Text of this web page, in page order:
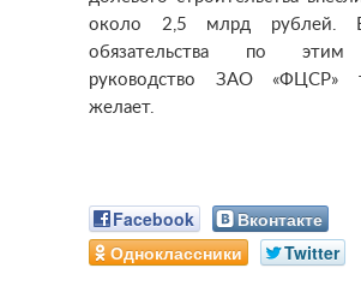
около 2,5 млрд рублей.
обязательства по этим
руководство ЗАО «ФЦСР»
желает.
Facebook
Вконтакте
Одноклассники
Twitter